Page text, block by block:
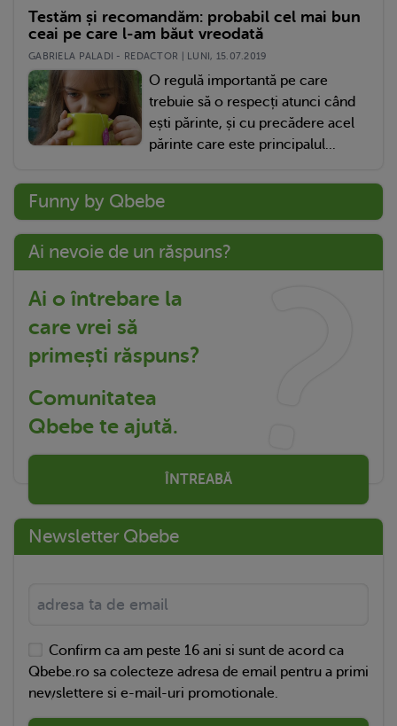
Testăm și recomandăm: probabil cel mai bun
ceai pe care l-am băut vreodată
GABRIELA PALADI - REDACTOR | LUNI, 15.07.2019
O regulă importantă pe care
trebuie să o respecți atunci când
ești părinte, și cu precădere acel
părinte care este principalul...
Funny by Qbebe
Ai nevoie de un răspuns?
Ai o întrebare la
care vrei să
primești răspuns?
Comunitatea
Qbebe te ajută.
ÎNTREABĂ
Newsletter Qbebe
Confirm ca am peste 16 ani si sunt de acord ca
Qbebe.ro sa colecteze adresa de email pentru a primi
newslettere si e-mail-uri promotionale.